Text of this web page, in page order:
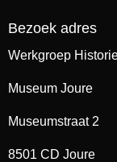
Bezoek adres
Werkgroep
Museum Joure
Museumstraat 2
8501 CD Joure